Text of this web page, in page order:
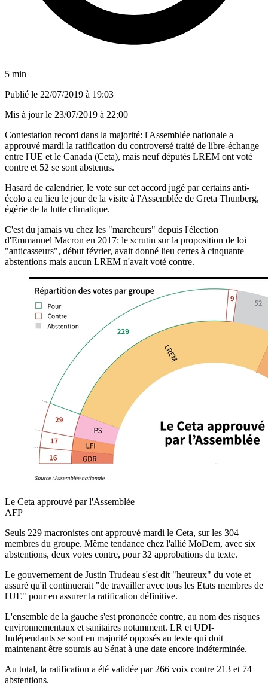
5 min
Publié le 22/07/2019 à 19:03
Mis à jour le 23/07/2019 à 22:00
Contestation record dans la majorité: l'Assemblée nationale a
approuvé mardi la ratification du controversé traité de libre-échange
entre l'UE et le Canada (Ceta), mais neuf députés LREM ont voté
contre et 52 se sont abstenus.
Hasard de calendrier, le vote sur cet accord jugé par certains anti-
écolo a eu lieu le jour de la visite à l'Assemblée de Greta Thunberg,
égérie de la lutte climatique.
C'est du jamais vu chez les "marcheurs" depuis l'élection
d'Emmanuel Macron en 2017: le scrutin sur la proposition de loi
"anticasseurs", début février, avait donné lieu certes à cinquante
abstentions mais aucun LREM n'avait voté contre.
Le Ceta approuvé par l'Assemblée
AFP
Seuls 229 macronistes ont approuvé mardi le Ceta, sur les 304
membres du groupe. Même tendance chez l'allié MoDem, avec six
abstentions, deux votes contre, pour 32 approbations du texte.
Le gouvernement de Justin Trudeau s'est dit "heureux" du vote et
assuré qu'il continuerait "de travailler avec tous les Etats membres de
l'UE" pour en assurer la ratification définitive.
L'ensemble de la gauche s'est prononcée contre, au nom des risques
environnementaux et sanitaires notamment. LR et UDI-
Indépendants se sont en majorité opposés au texte qui doit
maintenant être soumis au Sénat à une date encore indéterminée.
Au total, la ratification a été validée par 266 voix contre 213 et 74
abstentions.